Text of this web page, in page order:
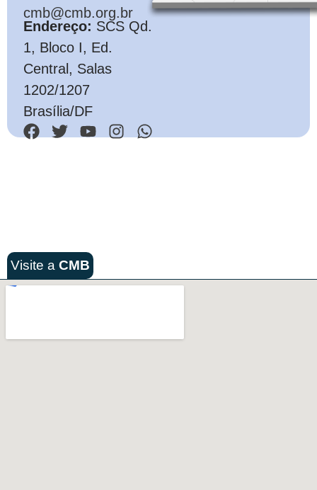
cmb@cmb.org.br
Endereço: SCS Qd.
1, Bloco I, Ed.
Central, Salas
1202/1207
Brasília/DF
Visite a CMB